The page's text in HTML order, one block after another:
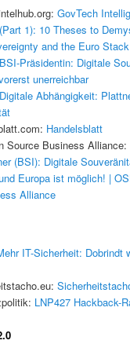
GovTech
1): 10 Theses to
and the Euro Stack
BSI-Präsidentin: Digitale
unerreichbar
Digitale Abhängigkeit:
Handelsblatt
Source Business Alliance:
(BSI): Digitale
Europa ist möglich! |
Alliance
IT-Sicherheit: Dobrindt
LNP427 Hackback-